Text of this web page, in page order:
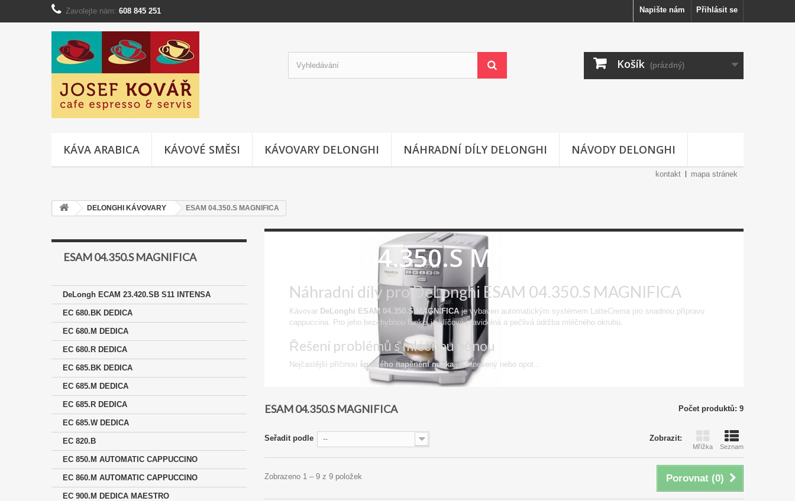
Přihlásit se
Napište nám
Zavolejte nám: 608 845 251
Košík (prázdný)
KÁVA ARABICA KÁVOVÉ SMĚSI KÁVOVARY DELONGHI NÁHRADNÍ DÍLY DELONGHI NÁVODY DELONGHI
kontakt mapa stránek
DELONGHI KÁVOVARY ESAM 04.350.S MAGNIFICA
ESAM 04.350.S MAGNIFICA
DeLongh ECAM 23.420.SB S11 INTENSA
EC 680.BK DEDICA
EC 680.M DEDICA
EC 680.R DEDICA
EC 685.BK DEDICA
EC 685.M DEDICA
EC 685.R DEDICA
EC 685.W DEDICA
EC 820.B
EC 850.M AUTOMATIC CAPPUCCINO
EC 860.M AUTOMATIC CAPPUCCINO
EC 900.M DEDICA MAESTRO
ESAM 04.350.S MAGNIFICA
Náhradní díly pro DeLonghi ESAM 04.350.S MAGNIFICA
Kávovar DeLonghi ESAM 04.350.S MAGNIFICAje vybaven automatickým systémem LatteCrema pro snadnou přípravu
cappuccina. Pro jeho bezchybnou funkci je klíčová pravidelná a pečlivá údržba mléčného okruhu.
Řešení problémů s mléčnou pěnou
Nejčastější příčinou špatného napěnění mlékaje zanesený nebo opot...
ESAM 04.350.S MAGNIFICA Počet produktů: 9
Zobrazit:
Mřížka Seznam
Seřadit podle --
Porovnat (0)
Zobrazeno 1 – 9 z 9 položek